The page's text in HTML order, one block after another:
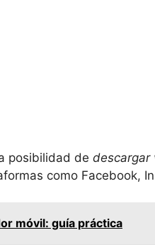
posibilidad de descargar
como Facebook,
móvil: guía práctica